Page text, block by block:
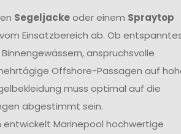
Segeljackeoder einem Spraytop
Einsatzbereich ab. Ob
anspruchsvolle
Offshore-Passagen auf
muss optimal auf die
abgestimmt sein.
entwickelt Marinepool hochwertige